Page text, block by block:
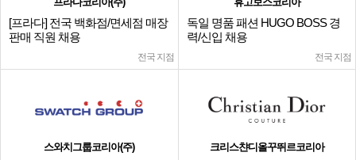
[프라다] 전국 백화점/면세점 매장
판매 직원 채용
전국 지점
독일 명품 패션 HUGO BOSS 경
력/신입 채용
전국 지점
스와치그룹코리아(주) 크리스챤디올꾸뛰르코리아